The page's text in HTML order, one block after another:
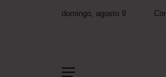
domingo, agosto 9